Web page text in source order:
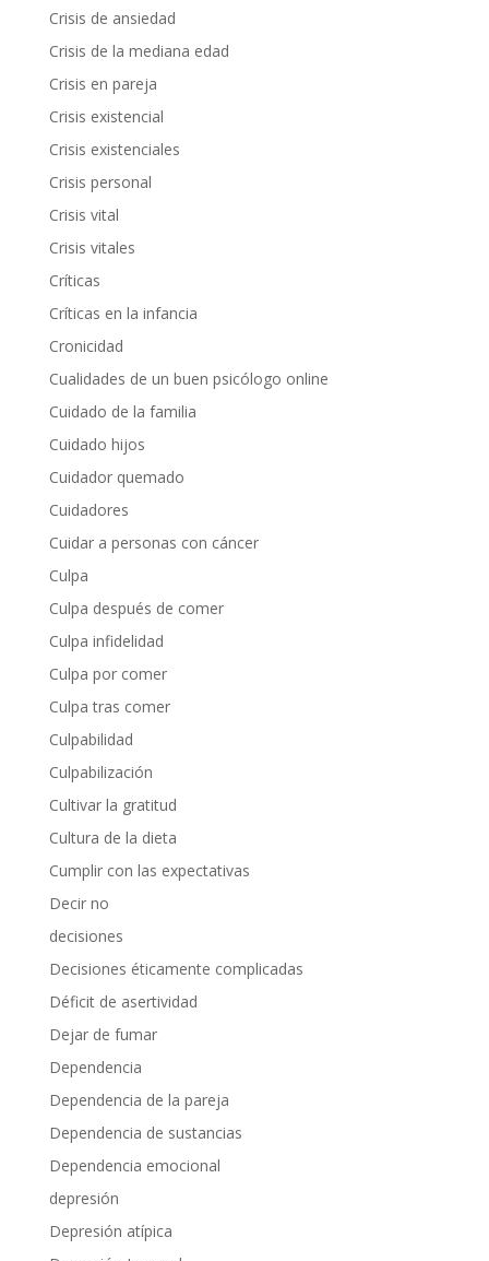
Crisis de ansiedad
Crisis de la mediana edad
Crisis en pareja
Crisis existencial
Crisis existenciales
Crisis personal
Crisis vital
Crisis vitales
Críticas
Críticas en la infancia
Cronicidad
Cualidades de un buen psicólogo online
Cuidado de la familia
Cuidado hijos
Cuidador quemado
Cuidadores
Cuidar a personas con cáncer
Culpa
Culpa después de comer
Culpa infidelidad
Culpa por comer
Culpa tras comer
Culpabilidad
Culpabilización
Cultivar la gratitud
Cultura de la dieta
Cumplir con las expectativas
Decir no
decisiones
Decisiones éticamente complicadas
Déficit de asertividad
Dejar de fumar
Dependencia
Dependencia de la pareja
Dependencia de sustancias
Dependencia emocional
depresión
Depresión atípica